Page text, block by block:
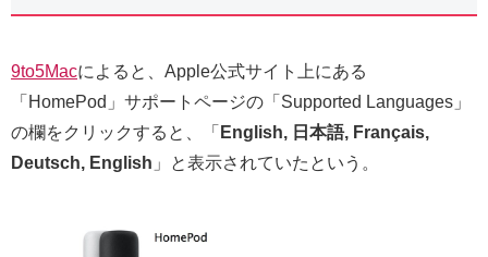
9to5Macによると、Apple公式サイト上にある
「HomePod」サポートページの「Supported Languages」
の欄をクリックすると、「 English, 日本語, Français,
Deutsch, English 」と表示されていたという。